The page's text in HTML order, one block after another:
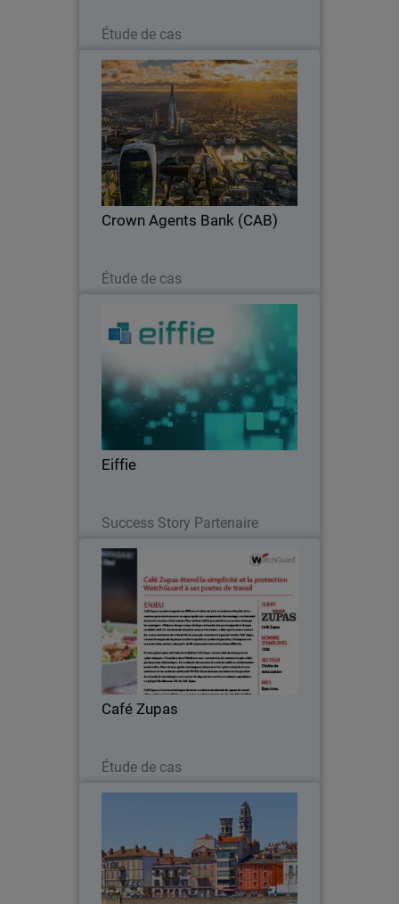
Étude de cas
Crown Agents Bank (CAB)
Étude de cas
Crown Agents Bank (CAB)
WatchGuard NDR fournit des analyses
basées sur l’IA pour détecter les
menaces et en s’intégrant de manière
transparente aux outils de sécurité
existants.
Eiffie
Success Story Partenaire
Eiffie mise sur le MDR de WatchGuard
pour renforcer la cybersécurité des PME
Café Zupas
Étude de cas
Café Zupas
Grâce à WatchGuard, une chaîne de
restaurants en pleine expansion génère
des rapports PCI DSS et facilite le
transfert des rapports aux postes de
travail.
Ville de Mâcon
La Ville de Mâcon Sécurise ses
Infrastructures avec WatchGuard
Unified Security Platform